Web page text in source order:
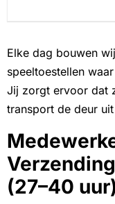
Elke dag bouwen
speeltoestellen
Jij zorgt ervoor dat
transport de deur
(27–40